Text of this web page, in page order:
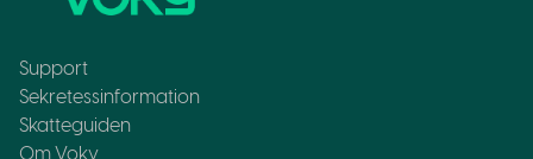
Support
Sekretessinformation
Skatteguiden
Om Voky